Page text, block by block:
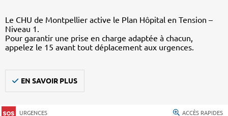
Le CHU de Montpellier active le Plan Hôpital en Tension –
Niveau 1.
Pour garantir une prise en charge adaptée à chacun,
appelez le 15 avant tout déplacement aux urgences.
EN SAVOIR PLUS
URGENCES ACCÈS RAPIDES